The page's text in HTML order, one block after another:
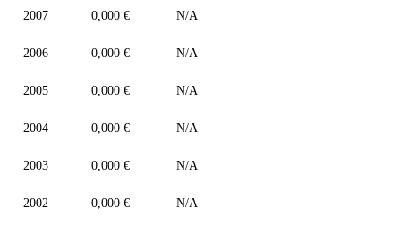
2007 0,000 € N/A
2006 0,000 € N/A
2005 0,000 € N/A
2004 0,000 € N/A
2003 0,000 € N/A
2002 0,000 € N/A